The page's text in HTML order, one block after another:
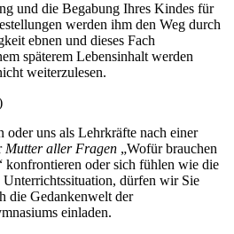
und die Begabung Ihres Kindes für
werden ihm den Weg durch
ebnen und dieses Fach
späterem Lebensinhalt werden
weiterzulesen.
uns als Lehrkräfte nach einer
Mutter aller Fragen „Wofür brauchen
konfrontieren oder sich fühlen wie die
dürfen wir Sie
die Gedankenwelt der
einladen.